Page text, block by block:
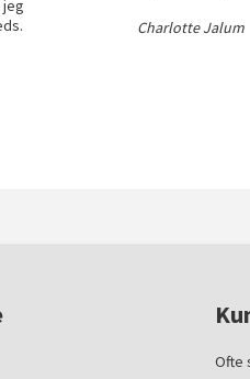
Charlotte Jalum
Ofte